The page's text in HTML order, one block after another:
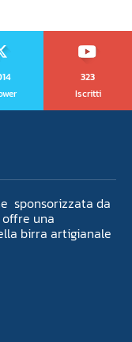
323
Iscritti
sponsorizzata da
una
birra artigianale